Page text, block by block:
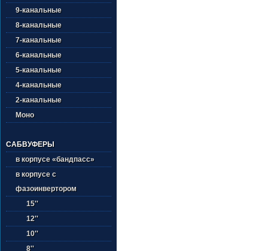
9-канальные
8-канальные
7-канальные
6-канальные
5-канальные
4-канальные
2-канальные
Моно
САБВУФЕРЫ
в корпусе «бандпасс»
в корпусе с
фазоинвертором
15''
12''
10''
8''